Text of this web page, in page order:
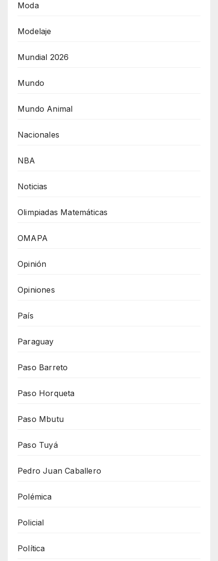
Moda
Modelaje
Mundial 2026
Mundo
Mundo Animal
Nacionales
NBA
Noticias
Olimpiadas Matemáticas
OMAPA
Opinión
Opiniones
País
Paraguay
Paso Barreto
Paso Horqueta
Paso Mbutu
Paso Tuyá
Pedro Juan Caballero
Polémica
Policial
Política